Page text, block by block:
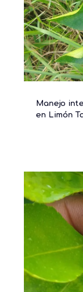
Manejo
en Limón